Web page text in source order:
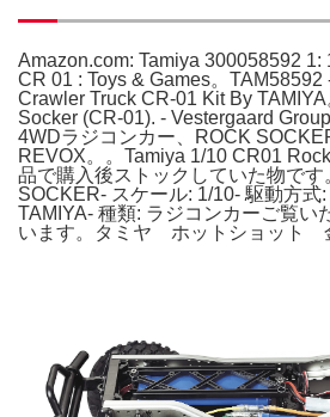
Amazon.com: Tamiya 300058592
CR 01 : Toys & Games。
Crawler Truck CR-01 Kit By
Socker (CR-01). - Vestergaard
4WDラジコンカー、ROCK
REVOX。。Tamiya 1/10 CR01
品で購入後ストックしていた物です
SOCKER- スケール: 1/10- 駆動方式
TAMIYA- 種類: ラジコンカーご覧い
います。タミヤ ホットショット